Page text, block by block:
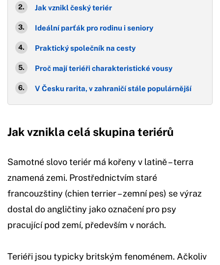
Jak vznikl český teriér
Ideální parťák pro rodinu i seniory
Praktický společník na cesty
Proč mají teriéři charakteristické vousy
V Česku rarita, v zahraničí stále populárnější
Jak vznikla celá skupina teriérů
Samotné slovo teriér má kořeny v latině – terra
znamená zemi. Prostřednictvím staré
francouzštiny (chien terrier – zemní pes) se výraz
dostal do angličtiny jako označení pro psy
pracující pod zemí, především v norách.
Teriéři jsou typicky britským fenoménem. Ačkoliv